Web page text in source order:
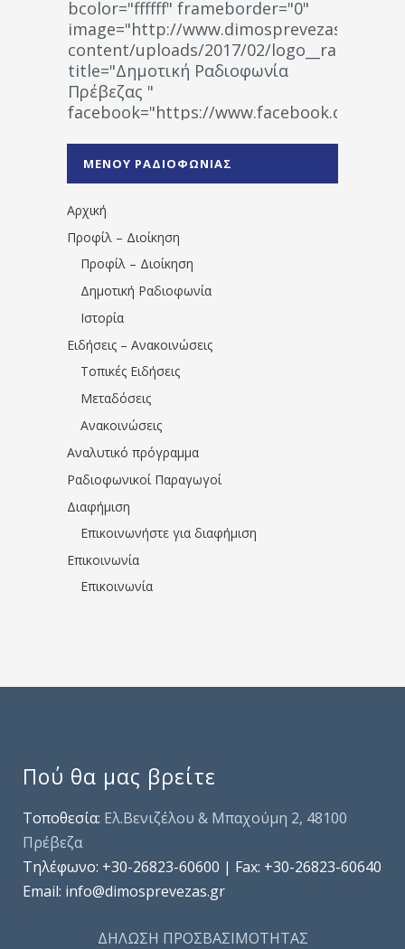
bcolor="ffffff" frameborder="0"
image="http://www.dimosprevezas.gr/wp-
content/uploads/2017/02/
title="Δημοτική Ραδιοφωνία
Πρέβεζας "
facebook="https://www.facebook.com/
1531194763766854/" artist="" ]
ΜΕΝΟΥ ΡΑΔΙΟΦΩΝΙΑΣ
Αρχική
Προφίλ – Διοίκηση
Προφίλ – Διοίκηση
Δημοτική Ραδιοφωνία
Ιστορία
Ειδήσεις – Ανακοινώσεις
Τοπικές Ειδήσεις
Μεταδόσεις
Ανακοινώσεις
Αναλυτικό πρόγραμμα
Ραδιοφωνικοί Παραγωγοί
Διαφήμιση
Επικοινωνήστε για διαφήμιση
Επικοινωνία
Επικοινωνία
Πού θα μας βρείτε
Τοποθεσία: Ελ.Βενιζέλου & Μπαχούμη 2, 48100
Πρέβεζα
Τηλέφωνo: +30-26823-60600 | Fax: +30-26823-60640
Email: info@dimosprevezas.gr
ΔΗΛΩΣΗ ΠΡΟΣΒΑΣΙΜΟΤΗΤΑΣ